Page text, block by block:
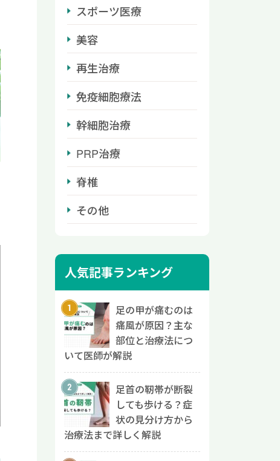
スポーツ医療
美容
再生治療
免疫細胞療法
幹細胞治療
PRP治療
脊椎
その他
人気記事ランキング
足の甲が痛むのは
痛風が原因？主な
部位と治療法につ
いて医師が解説
足首の靭帯が断裂
しても歩ける？症
状の見分け方から
治療法まで詳しく解説